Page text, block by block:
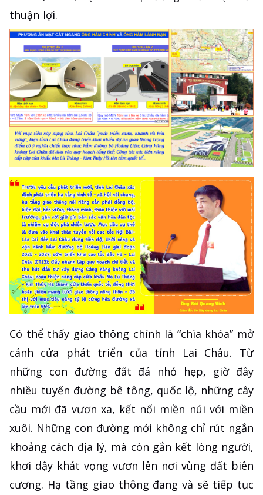
thuận lợi.
Có thể thấy giao thông chính là “chìa khóa” mở
cánh cửa phát triển của tỉnh Lai Châu. Từ
những con đường đất đá nhỏ hẹp, giờ đây
nhiều tuyến đường bê tông, quốc lộ, những cây
cầu mới đã vươn xa, kết nối miền núi với miền
xuôi. Những con đường mới không chỉ rút ngắn
khoảng cách địa lý, mà còn gắn kết lòng người,
khơi dậy khát vọng vươn lên nơi vùng đất biên
cương. Hạ tầng giao thông đang và sẽ tiếp tục